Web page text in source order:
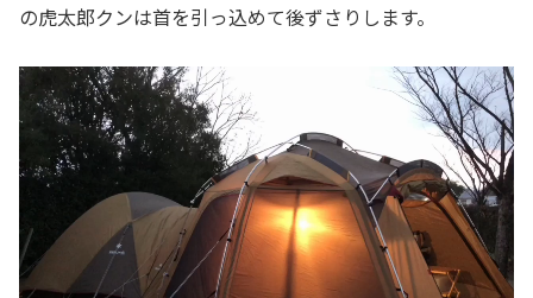
の虎太郎クンは首を引っ込めて後ずさりします。